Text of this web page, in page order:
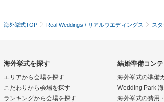
海外挙式TOP Real Weddings / リアルウエディングス ス
海外挙式を探す
エリアから会場を探す
こだわりから会場を探す
ランキングから会場を探す
結婚準備コン
海外挙式の準備
Wedding Park
海外挙式の費用